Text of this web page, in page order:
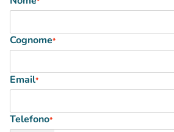
Cognome*
Email*
Telefono*